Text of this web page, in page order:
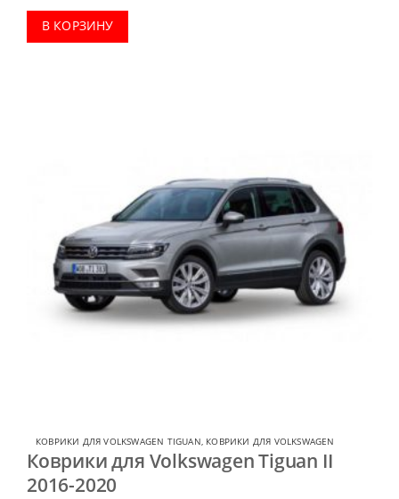
В КОРЗИНУ
КОВРИКИ ДЛЯ VOLKSWAGEN TIGUAN, КОВРИКИ ДЛЯ VOLKSWAGEN
Коврики для Volkswagen Tiguan II
2016-2020